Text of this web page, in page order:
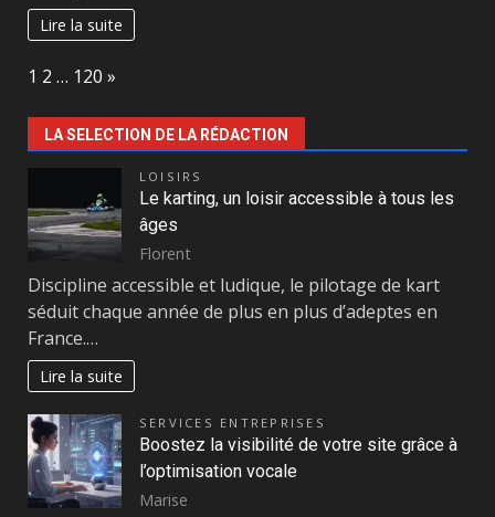
Lire la suite
Page:
1 2 … 120 Next
»
LA SELECTION DE LA RÉDACTION
LOISIRS
Le karting, un loisir accessible à tous les
âges
Florent
Discipline accessible et ludique, le pilotage de kart
séduit chaque année de plus en plus d’adeptes en
France.…
Lire la suite
SERVICES ENTREPRISES
Boostez la visibilité de votre site grâce à
l’optimisation vocale
Marise